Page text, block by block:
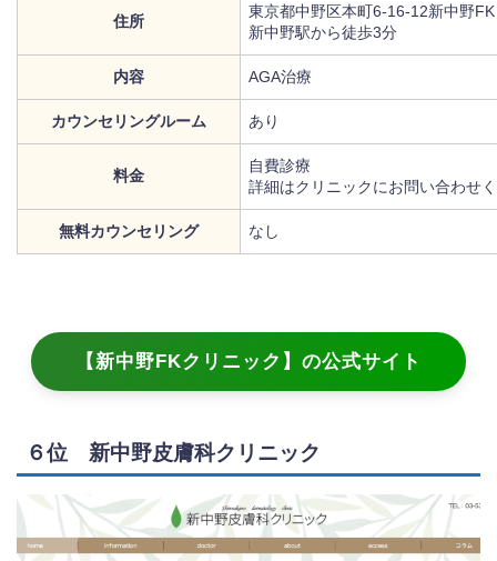
住所
東京都中野区本町6-16-12新中野
新中野駅から徒歩3分
内容 AGA治療
カウンセリングルーム あり
料金
自費診療
詳細はクリニックにお問い合わせ
無料カウンセリング なし
【新中野FKクリニック】の公式サイト
６位 新中野皮膚科クリニック